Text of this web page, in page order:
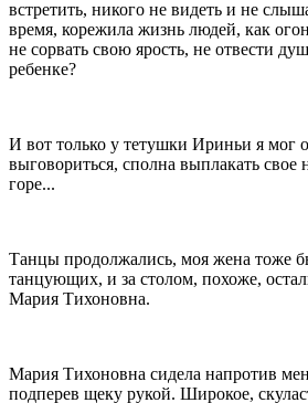
встретить, никого не видеть и не
время, корежила жизнь людей, как
не сорвать свою ярость, не отвести
ребенке?
И вот только у тетушки Ириньи я мог
выговориться, сполна выплакать свое
горе...
Танцы продолжались, моя жена тоже
танцующих, и за столом, похоже,
Мария Тихоновна.
Мария Тихоновна сидела напротив
подперев щеку рукой. Широкое,